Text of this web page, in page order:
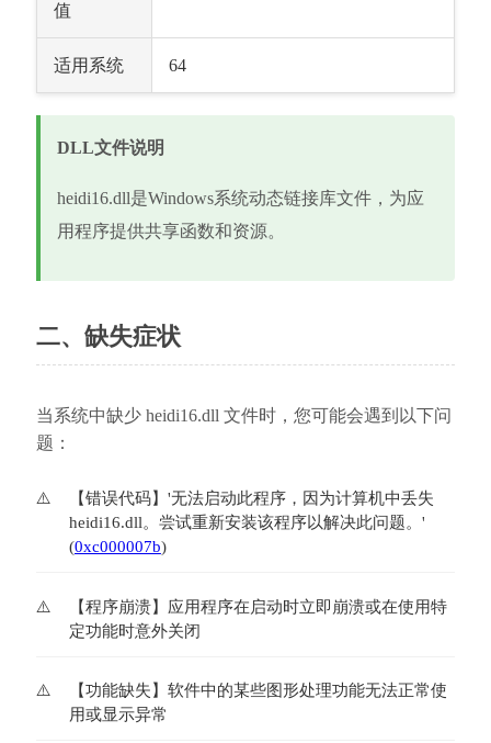
值
适用系统 64
DLL文件说明
heidi16.dll是Windows系统动态链接库文件，为应
用程序提供共享函数和资源。
二、缺失症状
当系统中缺少 heidi16.dll 文件时，您可能会遇到以下问
题：
【错误代码】'无法启动此程序，因为计算机中丢失
heidi16.dll。尝试重新安装该程序以解决此问题。'
(0xc000007b)
【程序崩溃】应用程序在启动时立即崩溃或在使用特
定功能时意外关闭
【功能缺失】软件中的某些图形处理功能无法正常使
用或显示异常